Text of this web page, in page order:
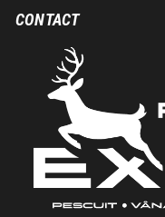
CONTACT